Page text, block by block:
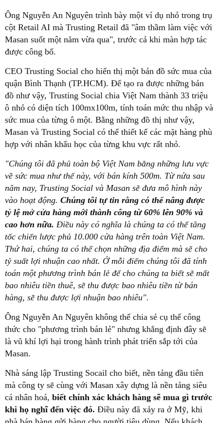
Ông Nguyễn An Nguyên trình bày một ví dụ nhỏ trong trụ
cột Retail AI mà Trusting Retail đã "âm thầm làm việc với
Masan suốt một năm vừa qua", trước cả khi màn hợp tác
được công bố.
CEO Trusting Social cho hiển thị một bản đồ sức mua của
quận Bình Thạnh (TP.HCM). Để tạo ra được những bản
đồ như vậy, Trusting Social chia Việt Nam thành 33 triệu
ô nhỏ có diện tích 100mx100m, tính toán mức thu nhập và
sức mua của từng ô một. Bằng những đồ thị như vậy,
Masan và Trusting Social có thể thiết kế các mặt hàng phù
hợp với nhân khẩu học của từng khu vực rất nhỏ.
"Chúng tôi đã phủ toàn bộ Việt Nam bằng những lưu vực
về sức mua như thế này, với bán kính 500m. Từ nửa sau
năm nay, Trusting Social và Masan sẽ đưa mô hình này
vào hoạt động. Chúng tôi tự tin rằng có thể nâng được
tỷ lệ mở cửa hàng mới thành công từ 60% lên 90% và
cao hơn nữa. Điều này có nghĩa là chúng ta có thể tăng
tốc chiến lược phủ 10.000 cửa hàng trên toàn Việt Nam.
Thứ hai, chúng ta có thể chọn những địa điểm mà sẽ cho
tỷ suất lợi nhuận cao nhất. Ở mỗi điểm chúng tôi đã tính
toán một phương trình bán lẻ để cho chúng ta biết sẽ mất
bao nhiêu tiền thuê, sẽ thu được bao nhiêu tiền từ bán
hàng, sẽ thu được lợi nhuận bao nhiêu".
Ông Nguyễn An Nguyên không thể chia sẻ cụ thể công
thức cho "phương trình bán lẻ" nhưng khẳng định đây sẽ
là vũ khí lợi hại trong hành trình phát triển sắp tới của
Masan.
Nhà sáng lập Trusting Socail cho biết, nền tảng đầu tiên
mà công ty sẽ cùng với Masan xây dựng là nền tảng siêu
cá nhân hoá, biết chính xác khách hàng sẽ mua gì trước
khi họ nghĩ đến việc đó. Điều này đã xảy ra ở Mỹ, khi